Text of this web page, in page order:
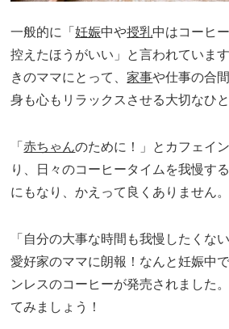
一般的に「妊娠中や授乳中はコーヒ
控えたほうがいい」と言われていま
きのママにとって、家事や仕事の合
身も心もリラックスさせる大切なひと
「赤ちゃんのために！」とカフェイ
り、日々のコーヒータイムを我慢す
にもなり、かえって良くありません。
「自分の大事な時間も我慢したくな
愛好家のママに朗報！なんと妊娠中
ンレスのコーヒーが発売されました
てみましょう！